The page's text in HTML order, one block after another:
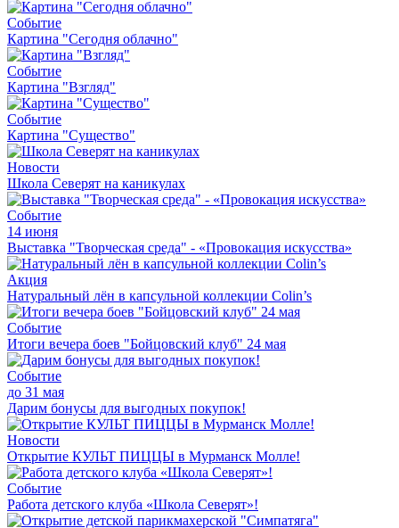
Событие
Картина "Сегодня облачно"
Событие
Картина "Взгляд"
Событие
Картина "Существо"
Новости
Школа Северят на каникулах
Событие
14 июня
Выставка "Творческая среда" - «Провокация искусства»
Акция
Натуральный лён в капсульной коллекции Colin’s
Событие
Итоги вечера боев "Бойцовский клуб" 24 мая
Событие
до 31 мая
Дарим бонусы для выгодных покупок!
Новости
Открытие КУЛЬТ ПИЦЦЫ в Мурманск Молле!
Событие
Работа детского клуба «Школа Северят»!